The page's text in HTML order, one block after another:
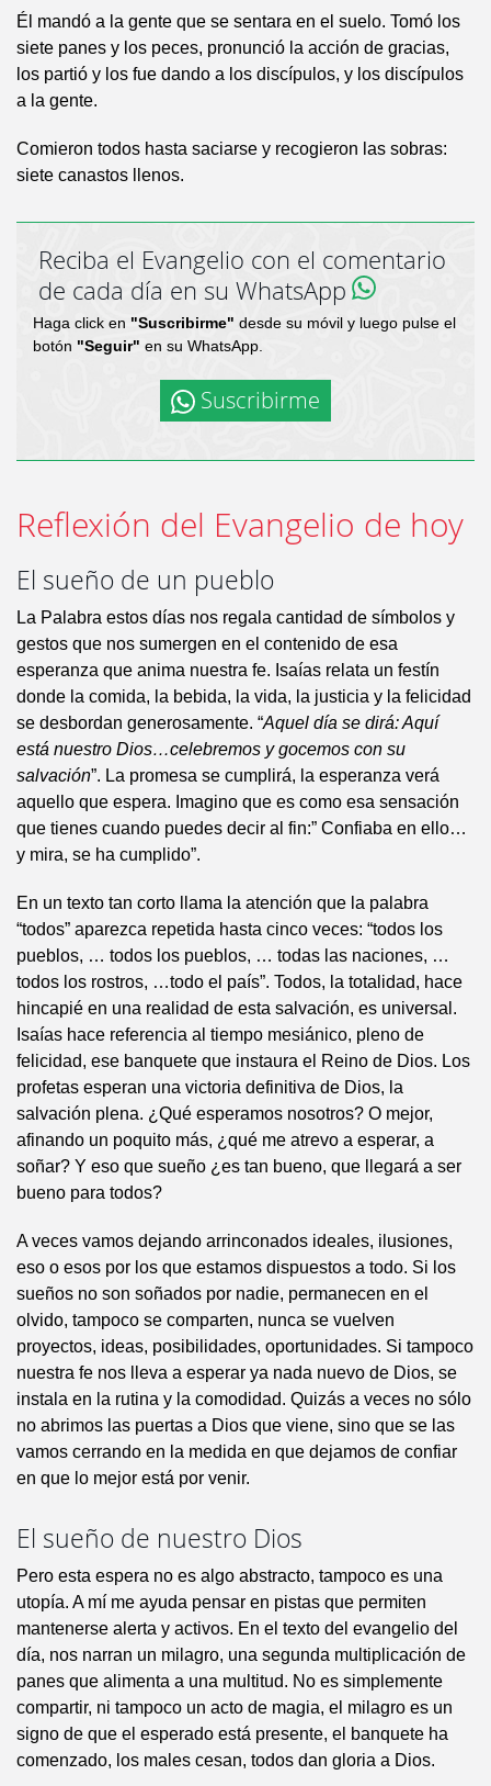
Él mandó a la gente que se sentara en el suelo. Tomó los
siete panes y los peces, pronunció la acción de gracias,
los partió y los fue dando a los discípulos, y los discípulos
a la gente.
Comieron todos hasta saciarse y recogieron las sobras:
siete canastos llenos.
Reciba el Evangelio con el comentario
de cada día en su WhatsApp
Haga click en "Suscribirme" desde su móvil y luego pulse el
botón "Seguir" en su WhatsApp.
Suscribirme
Reflexión del Evangelio de hoy
El sueño de un pueblo
La Palabra estos días nos regala cantidad de símbolos y
gestos que nos sumergen en el contenido de esa
esperanza que anima nuestra fe. Isaías relata un festín
donde la comida, la bebida, la vida, la justicia y la felicidad
se desbordan generosamente. “Aquel día se dirá: Aquí
está nuestro Dios…celebremos y gocemos con su
salvación”. La promesa se cumplirá, la esperanza verá
aquello que espera. Imagino que es como esa sensación
que tienes cuando puedes decir al fin:” Confiaba en ello…
y mira, se ha cumplido”.
En un texto tan corto llama la atención que la palabra
“todos” aparezca repetida hasta cinco veces: “todos los
pueblos, … todos los pueblos, … todas las naciones, …
todos los rostros, …todo el país”. Todos, la totalidad, hace
hincapié en una realidad de esta salvación, es universal.
Isaías hace referencia al tiempo mesiánico, pleno de
felicidad, ese banquete que instaura el Reino de Dios. Los
profetas esperan una victoria definitiva de Dios, la
salvación plena. ¿Qué esperamos nosotros? O mejor,
afinando un poquito más, ¿qué me atrevo a esperar, a
soñar? Y eso que sueño ¿es tan bueno, que llegará a ser
bueno para todos?
A veces vamos dejando arrinconados ideales, ilusiones,
eso o esos por los que estamos dispuestos a todo. Si los
sueños no son soñados por nadie, permanecen en el
olvido, tampoco se comparten, nunca se vuelven
proyectos, ideas, posibilidades, oportunidades. Si tampoco
nuestra fe nos lleva a esperar ya nada nuevo de Dios, se
instala en la rutina y la comodidad. Quizás a veces no sólo
no abrimos las puertas a Dios que viene, sino que se las
vamos cerrando en la medida en que dejamos de confiar
en que lo mejor está por venir.
El sueño de nuestro Dios
Pero esta espera no es algo abstracto, tampoco es una
utopía. A mí me ayuda pensar en pistas que permiten
mantenerse alerta y activos. En el texto del evangelio del
día, nos narran un milagro, una segunda multiplicación de
panes que alimenta a una multitud. No es simplemente
compartir, ni tampoco un acto de magia, el milagro es un
signo de que el esperado está presente, el banquete ha
comenzado, los males cesan, todos dan gloria a Dios.